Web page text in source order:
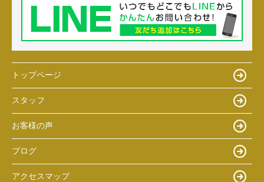
トップページ
スタッフ
お客様の声
ブログ
アクセスマップ